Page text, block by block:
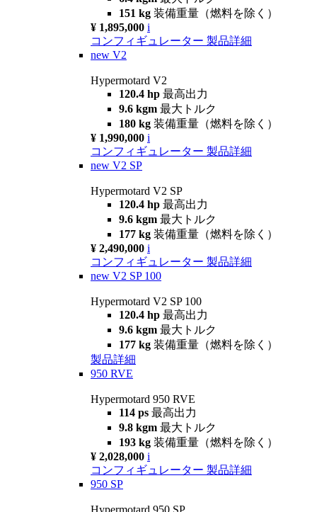
151 kg 装備重量（燃料を除く）
¥ 1,895,000 i
コンフィギュレーター 製品詳細
new V2
Hypermotard V2
120.4 hp 最高出力
9.6 kgm 最大トルク
180 kg 装備重量（燃料を除く）
¥ 1,990,000 i
コンフィギュレーター 製品詳細
new V2 SP
Hypermotard V2 SP
120.4 hp 最高出力
9.6 kgm 最大トルク
177 kg 装備重量（燃料を除く）
¥ 2,490,000 i
コンフィギュレーター 製品詳細
new V2 SP 100
Hypermotard V2 SP 100
120.4 hp 最高出力
9.6 kgm 最大トルク
177 kg 装備重量（燃料を除く）
製品詳細
950 RVE
Hypermotard 950 RVE
114 ps 最高出力
9.8 kgm 最大トルク
193 kg 装備重量（燃料を除く）
¥ 2,028,000 i
コンフィギュレーター 製品詳細
950 SP
Hypermotard 950 SP